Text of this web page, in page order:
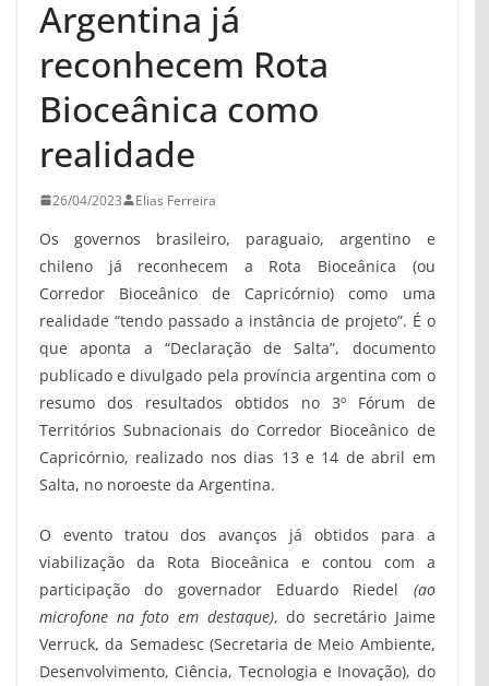
Argentina já
reconhecem Rota
Bioceânica como
realidade
26/04/2023 Elias Ferreira
Os governos brasileiro, paraguaio, argentino e
chileno já reconhecem a Rota Bioceânica (ou
Corredor Bioceânico de Capricórnio) como uma
realidade “tendo passado a instância de projeto”. É o
que aponta a “Declaração de Salta”, documento
publicado e divulgado pela província argentina com o
resumo dos resultados obtidos no 3º Fórum de
Territórios Subnacionais do Corredor Bioceânico de
Capricórnio, realizado nos dias 13 e 14 de abril em
Salta, no noroeste da Argentina.
O evento tratou dos avanços já obtidos para a
viabilização da Rota Bioceânica e contou com a
participação do governador Eduardo Riedel (ao
microfone na foto em destaque), do secretário Jaime
Verruck, da Semadesc (Secretaria de Meio Ambiente,
Desenvolvimento, Ciência, Tecnologia e Inovação), do